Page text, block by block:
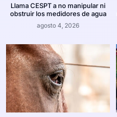
Llama CESPT a no manipular ni
obstruir los medidores de agua
agosto 4, 2026